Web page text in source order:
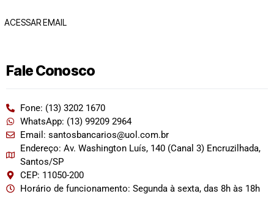
ACESSAR EMAIL
Fale Conosco
Fone: (13) 3202 1670
WhatsApp: (13) 99209 2964
Email: santosbancarios@uol.com.br
Endereço: Av. Washington Luís, 140 (Canal 3) Encruzilhada,
Santos/SP
CEP: 11050-200
Horário de funcionamento: Segunda à sexta, das 8h às 18h